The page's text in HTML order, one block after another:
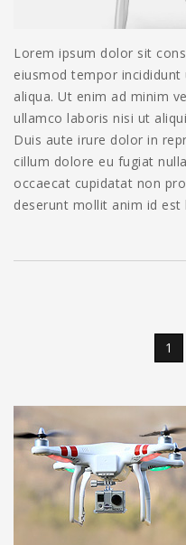
Lorem ipsum dolor sit
eiusmod tempor
aliqua. Ut enim ad minim
ullamco laboris nisi ut
Duis aute irure dolor in
cillum dolore eu fugiat
occaecat cupidatat non
deserunt mollit anim id est
1